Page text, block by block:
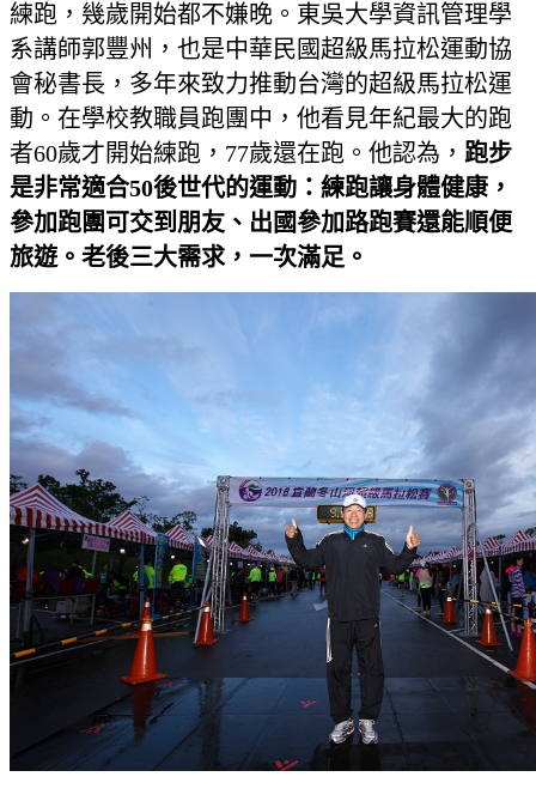
練跑，幾歲開始都不嫌晚。東吳大學資訊管理學
系講師郭豐州，也是中華民國超級馬拉松運動協
會秘書長，多年來致力推動台灣的超級馬拉松運
動。在學校教職員跑團中，他看見年紀最大的跑
者60歲才開始練跑，77歲還在跑。他認為， 跑步
是非常適合50後世代的運動：練跑讓身體健康，
參加跑團可交到朋友、出國參加路跑賽還能順便
旅遊。老後三大需求，一次滿足。